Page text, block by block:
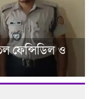
ফেন্সিডিল ও